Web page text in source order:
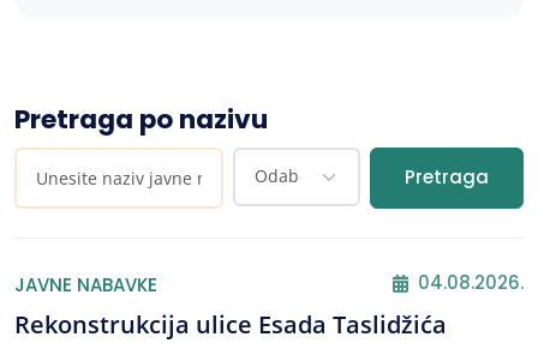
Pretraga po nazivu
Pretraga
JAVNE NABAVKE 04.08.2026.
Rekonstrukcija ulice Esada Taslidžića